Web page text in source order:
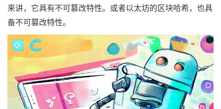
来讲，它具有不可篡改特性。或者以太坊的区块哈希，也具
备不可篡改特性。